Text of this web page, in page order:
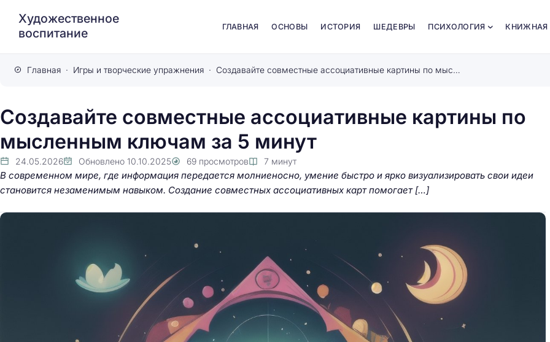
Художественное
воспитание
ГЛАВНАЯ ОСНОВЫ ИСТОРИЯ ШЕДЕВРЫ ПСИХОЛОГИЯ КНИЖНАЯ
Главная Игры и творческие упражнения Создавайте совместные ассоциативные картины по мысленным ключам за 5 минут
Создавайте совместные ассоциативные картины по
мысленным ключам за 5 минут
24.05.2026 Обновлено 10.10.2025 69 просмотров 7 минут
В современном мире, где информация передается молниеносно, умение быстро и ярко визуализировать свои идеи
становится незаменимым навыком. Создание совместных ассоциативных карт помогает […]
Путешествие в сказочный мир
скульптур: учимся видеть
магию в камне и гипсе
Как выбрать детскую одежду
для сада, школы и прогулок